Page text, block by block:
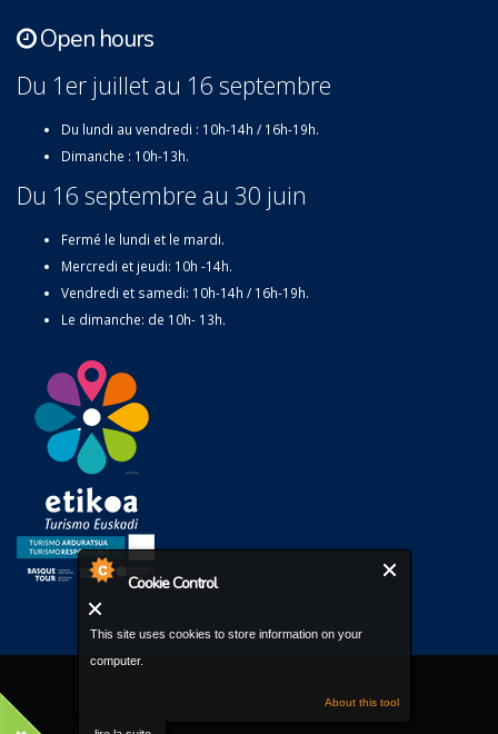
Cookie Control
This site uses cookies to store information on your
computer.
About this tool
Open hours
Du 1er juillet au 16 septembre
Du lundi au vendredi : 10h-14h / 16h-19h.
Dimanche : 10h-13h.
Du 16 septembre au 30 juin
Fermé le lundi et le mardi.
Mercredi et jeudi: 10h -14h.
Vendredi et samedi: 10h-14h / 16h-19h.
Le dimanche: de 10h- 13h.